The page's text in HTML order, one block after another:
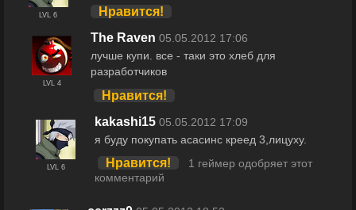
LVL 6 Нравится!
LVL 4
The Raven 05.05.2012 17:06
лучше купи. все - таки это хлеб для
разработчиков
Нравится!
LVL 6
kakashi15 05.05.2012 17:09
я буду покупать асасинс креед 3,лицуху.
Нравится!
1 геймер одобряет этот
комментарий